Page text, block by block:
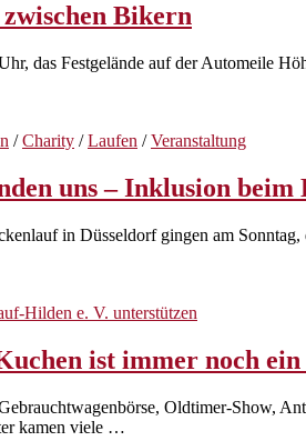
Bikern
das Festgelände auf der Automeile
/Charity /Laufen /Veranstaltung
uns – Inklusion
in Düsseldorf gingen am
Hilden e. V. unterstützen
ist immer noch ein
Oldtimer-Show,
kamen viele …